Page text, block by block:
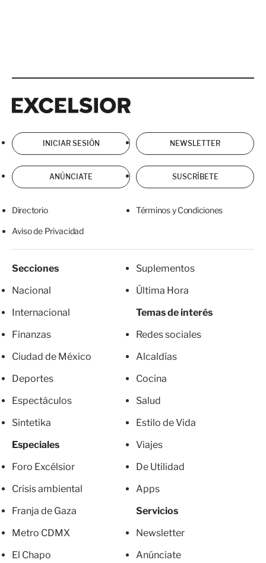
INICIAR SESIÓN NEWSLETTER
ANÚNCIATE SUSCRÍBETE
Directorio Términos y Condiciones
Aviso de Privacidad
Secciones
Nacional
Internacional
Finanzas
Ciudad de México
Deportes
Espectáculos
Sintetika
Especiales
Foro Excélsior
Crisis ambiental
Franja de Gaza
Metro CDMX
El Chapo
Suplementos
Última Hora
Temas de interés
Redes sociales
Alcaldías
Cocina
Salud
Estilo de Vida
Viajes
De Utilidad
Apps
Servicios
Newsletter
Anúnciate